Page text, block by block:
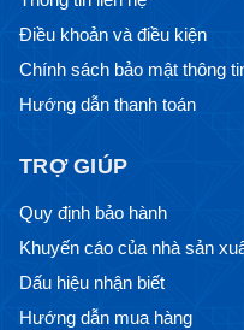
Điều khoản và điều kiện
Chính sách bảo mật thông
Hướng dẫn thanh toán
TRỢ GIÚP
Quy định bảo hành
Khuyến cáo của nhà sản
Dấu hiệu nhận biết
Hướng dẫn mua hàng